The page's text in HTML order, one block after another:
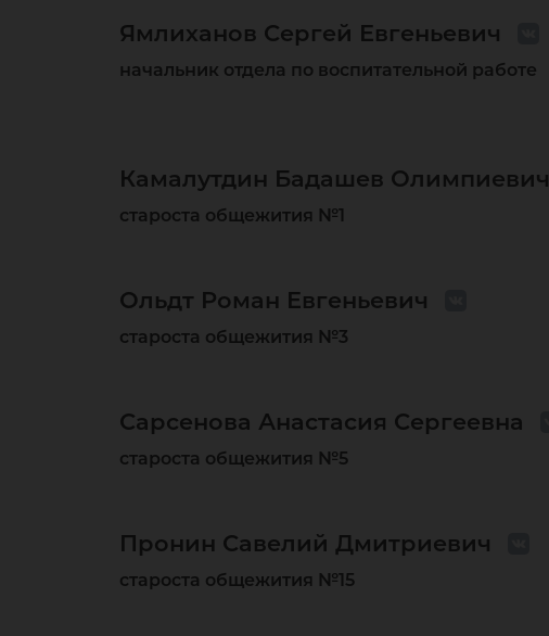
Ямлиханов Сергей Евгеньевич
начальник отдела по воспитательной работе
Камалутдин Бадашев Олимпиевич
староста общежития №1
Ольдт Роман Евгеньевич
староста общежития №3
Сарсенова Анастасия Сергеевна
староста общежития №5
Пронин Савелий Дмитриевич
староста общежития №15